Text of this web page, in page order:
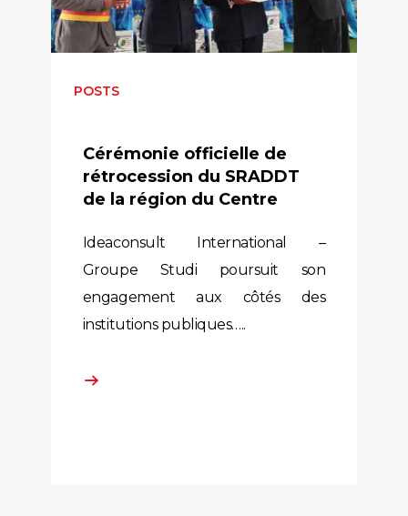
POSTS
Cérémonie officielle de
rétrocession du SRADDT
de la région du Centre
Ideaconsult International –
Groupe Studi poursuit son
engagement aux côtés des
institutions publiques…..